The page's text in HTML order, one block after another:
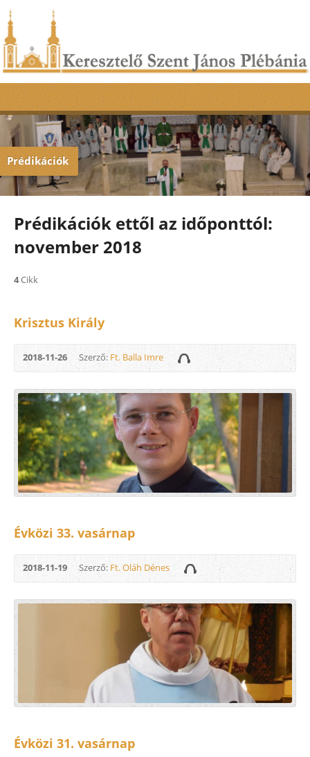
Prédikációk
Prédikációk ettől az időponttól:
november 2018
4Cikk
Krisztus Király
2018-11-26 Szerző:Ft. Balla Imre
Évközi 33. vasárnap
2018-11-19 Szerző:Ft. Oláh Dénes
Évközi 31. vasárnap